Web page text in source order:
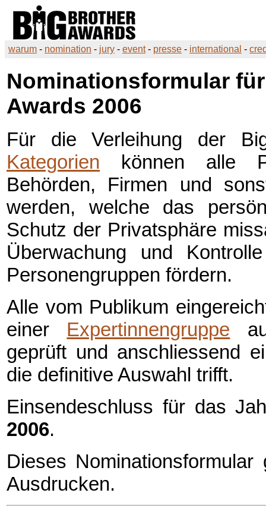
warum - nomination - jury - event- presse - international -
Nominationsformular
Awards 2006
Für die Verleihung der
Kategorien können alle
Behörden, Firmen und
werden, welche das
Schutz der Privatsphäre
Überwachung und
Personengruppen fördern.
Alle vom Publikum
einer Expertinnengruppe
geprüft und anschliessend
die definitive Auswahl trifft.
Einsendeschluss für das
2006.
Dieses
Ausdrucken.